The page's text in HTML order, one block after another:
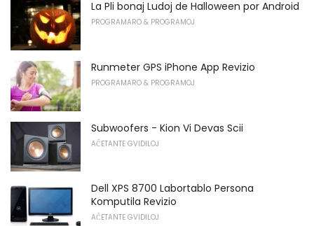
La Pli bonaj Ludoj de Halloween por Android
PROGRAMARO & PROGRAMOJ
Runmeter GPS iPhone App Revizio
PROGRAMARO & PROGRAMOJ
Subwoofers - Kion Vi Devas Scii
AĈETANTE GVIDILOJ
Dell XPS 8700 Labortablo Persona
Komputila Revizio
AĈETANTE GVIDILOJ